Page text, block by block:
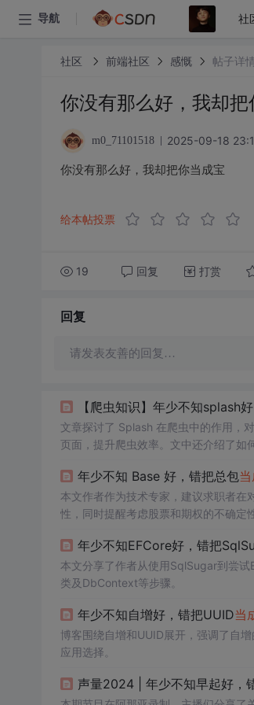
导航 社
社区 前端社区 感慨 帖子详
你没有那么好，我却把
m0_71101518 2025-09-18
你没有那么好，我却把你当成宝
给本帖投票
19 回复 打赏
回复
请发表友善的回复…
【爬虫知识】年少不知splash
文章探讨了 Splash 在爬虫中的作用，
页面，提升爬虫效率。文中还介绍了如
年少不知 Base 好，错把总包当
本文作者作为技术专家，建议求职者在
性，同时提醒考虑股票和期权的不确定
年少不知EFCore好，错把
本文分享了作者从使用SqlSugar到尝
类及DbContext等步骤。
年少不知自增好，错把UUID当
博客围绕自增和UUID展开，强调了自
应用选择。
声量2024 | 年少不知早起好，